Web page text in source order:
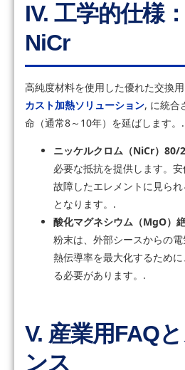
IV. 工学的仕様
NiCr
高純度材料を使用した優れた交換
カスト加熱ソリューション, に統合
命（通常8～10年）を延ばします。.
ニッケルクロム（NiCr）80/
必要な抵抗を提供します。安
故障したエレメントに見ら
となります。.
酸化マグネシウム（MgO）
粉末は、外部シースからの
熱伝導率を最大化するため
る必要があります。.
V. 産業用FAQ
ンス